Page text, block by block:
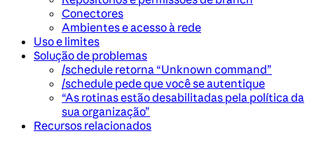
Conectores
Ambientes e acesso à rede
Uso e limites
Solução de problemas
/schedule retorna “Unknown command”
/schedule pede que você se autentique
“As rotinas estão desabilitadas pela política da
sua organização”
Recursos relacionados